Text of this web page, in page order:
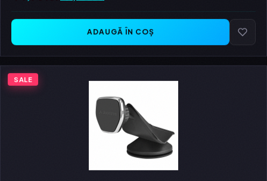
fost:
44,98 lei.
este:
29,98 lei.
ADAUGĂ ÎN COȘ
SALE